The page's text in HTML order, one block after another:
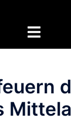
Menü